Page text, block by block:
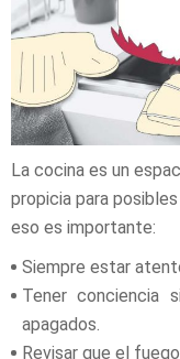
La cocina es un
propicia para
eso es importante:
Siempre estar
Tener conciencia
apagados.
Revisar que el